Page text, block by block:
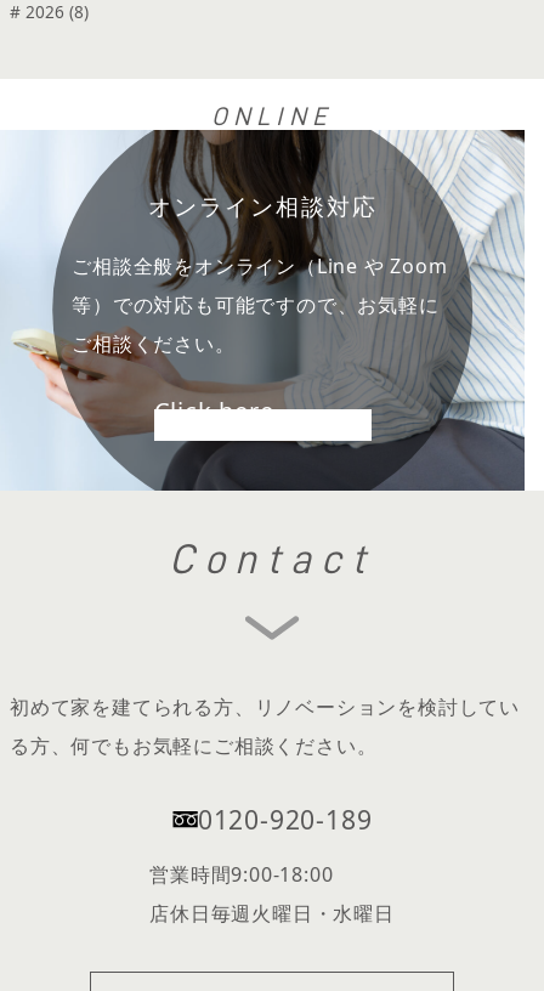
# 2026 (8)
ONLINE
オンライン相談対応
ご相談全般をオンライン（Line や Zoom
等）での対応も可能ですので、お気軽に
ご相談ください。
Click here
Contact
初めて家を建てられる方、リノベーションを検討してい
る方、何でもお気軽にご相談ください。
0120-920-189
営業時間9:00-18:00
店休日毎週火曜日・水曜日